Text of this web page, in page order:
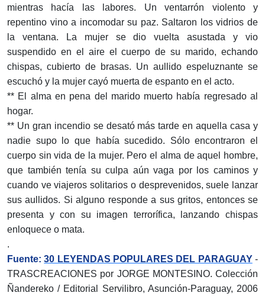
mientras hacía las labores. Un ventarrón violento y
repentino vino a incomodar su paz. Saltaron los vidrios de
la ventana. La mujer se dio vuelta asustada y vio
suspendido en el aire el cuerpo de su marido, echando
chispas, cubierto de brasas. Un aullido espeluznante se
escuchó y la mujer cayó muerta de espanto en el acto.
** El alma en pena del marido muerto había regresado al
hogar.
** Un gran incendio se desató más tarde en aquella casa y
nadie supo lo que había sucedido. Sólo encontraron el
cuerpo sin vida de la mujer. Pero el alma de aquel hombre,
que también tenía su culpa aún vaga por los caminos y
cuando ve viajeros solitarios o desprevenidos, suele lanzar
sus aullidos. Si alguno responde a sus gritos, entonces se
presenta y con su imagen terrorífica, lanzando chispas
enloquece o mata.
.
Fuente: 30 LEYENDAS POPULARES DEL PARAGUAY-
TRASCREACIONES por JORGE MONTESINO. Colección
Ñandereko / Editorial Servilibro, Asunción-Paraguay, 2006